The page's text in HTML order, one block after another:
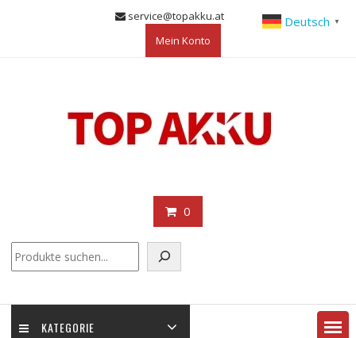
service@topakku.at
Mein Konto
0
KATEGORIE
Deutsch ▼